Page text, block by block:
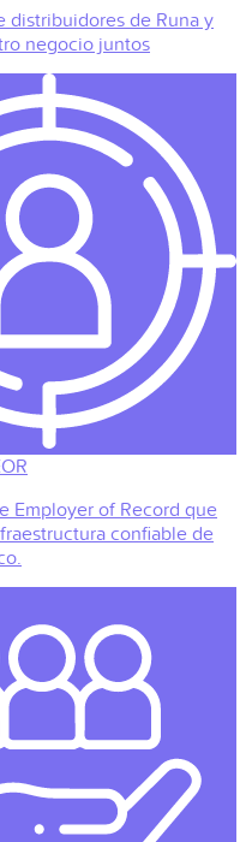
distribuidores de Runa y
negocio juntos
Employer of Record que
confiable de